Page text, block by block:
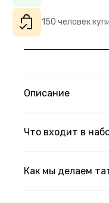
150 человек
Описание
Что входит в
Как мы делаем